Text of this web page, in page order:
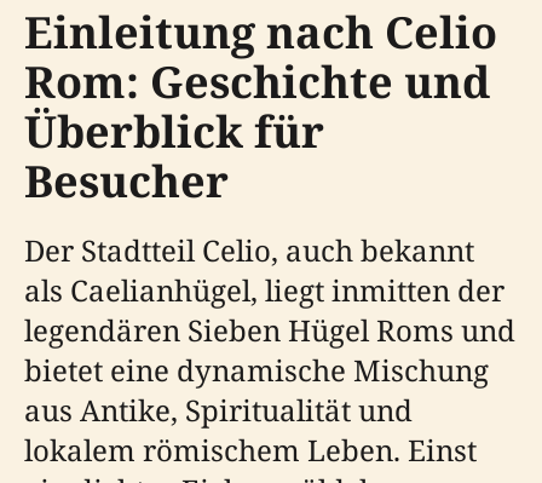
Einleitung nach Celio
Rom: Geschichte und
Überblick für
Besucher
Der Stadtteil Celio, auch bekannt
als Caelianhügel, liegt inmitten der
legendären Sieben Hügel Roms und
bietet eine dynamische Mischung
aus Antike, Spiritualität und
lokalem römischem Leben. Einst